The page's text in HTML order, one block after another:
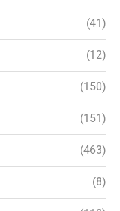
(41)
(12)
(150)
(151)
(463)
(8)